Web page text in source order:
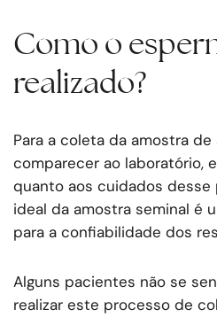
Como o
realizado?
Para a coleta da amostra
comparecer ao laboratório,
quanto aos cuidados
ideal da amostra seminal é
para a confiabilidade dos
Alguns pacientes não se
realizar este processo de